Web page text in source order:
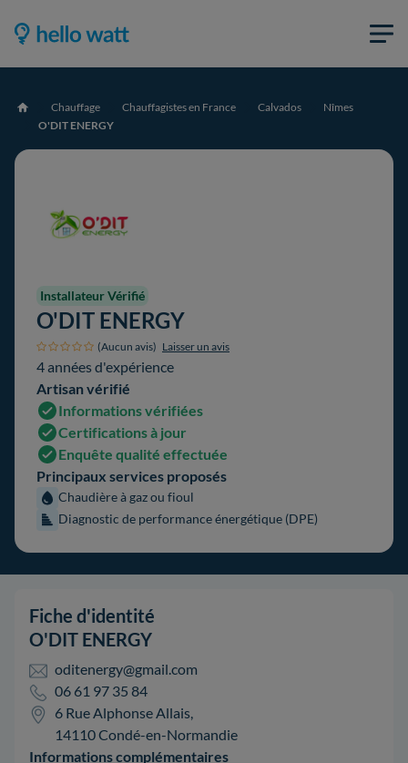
Accueil Chauffage Chauffagistes en France Calvados
Nîmes
O'DIT ENERGY
Installateur Vérifié
O'DIT ENERGY
(Aucun avis) Laisser un avis
4 années d'expérience
Artisan vérifié
Informations vérifiées
Certifications à jour
Enquête qualité effectuée
Principaux services proposés
Chaudière à gaz ou fioul
Diagnostic de performance énergétique (DPE)
Fiche d'identité
O'DIT ENERGY
oditenergy@gmail.com
06 61 97 35 84
6 Rue Alphonse Allais,
14110 Condé-en-Normandie
Informations complémentaires